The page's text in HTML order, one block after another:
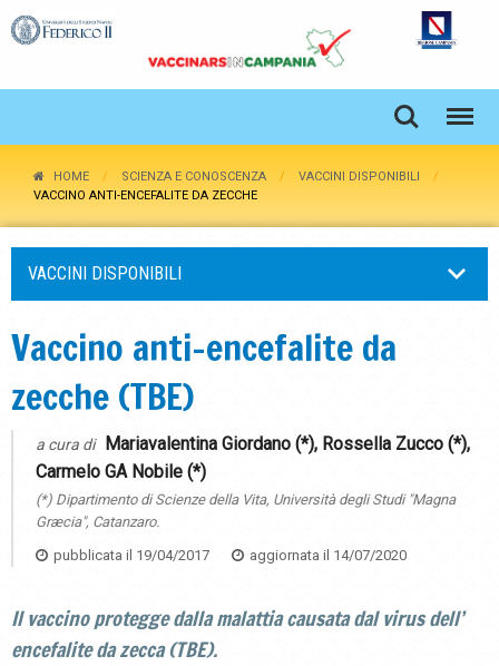
HOME SCIENZA E CONOSCENZA
VACCINI DISPONIBILI
VACCINO ANTI-ENCEFALITE DA ZECCHE
VACCINI DISPONIBILI
Vaccino anti-encefalite da
zecche (TBE)
a cura di
Mariavalentina Giordano (*), Rossella Zucco (*),
Carmelo GA Nobile (*)
(*) Dipartimento di Scienze della Vita, Università degli Studi "Magna
Græcia", Catanzaro.
pubblicata il 19/04/2017 aggiornata il 14/07/2020
Il vaccino protegge dalla malattia causata dal virus dell’
encefalite da zecca (TBE).